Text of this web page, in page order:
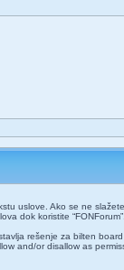
uslove. Ako se ne
dok koristite
rešenje za bilten
and/or disallow as